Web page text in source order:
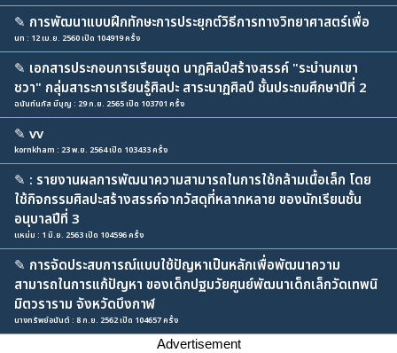
✎ การพัฒนาแบบฝึกทักษะการประยุกต์วิธีการทางวิทยาศาสตร์เพื่อ
un : 12 เม.ย. 2560 เปิด 104919 ครั้ง
✎ เอกสารประกอบการเรียนชุด นาฏศิลป์สร้างสรรค์ "ระบำนกเขา
ชวา" กลุ่มสาระการเรียนรู้ศิลปะ สาระนาฏศิลป์ ชั้นประถมศึกษาปีที่ 2
ฉนันท์นภัส มีบุญ : 29 ก.ย. 2565 เปิด 103701 ครั้ง
✎ vv
kornkham : 23 พ.ย. 2564 เปิด 103433 ครั้ง
✎ : รายงานผลการพัฒนาความสามารถในการใช้กล้ามเนื้อเล็ก โดย
ใช้กิจกรรมศิลปะสร้างสรรค์จากวัสดุที่หลากหลาย ของนักเรียนชั้น
อนุบาลปีที่ 3
แหม่ม : 1 มิ.ย. 2563 เปิด 104596 ครั้ง
✎ การจัดประสบการณ์แบบใช้ปัญหาเป็นหลักเพื่อพัฒนาความ
สามารถในการแก้ปัญหา ของเด็กปฐมวัยศูนย์พัฒนาเด็กเล็กวัดเทพนิ
มิตวราราม จังหวัดบึงกาฬ
นางทรัพย์อนันต์ : 8 ก.ย. 2562 เปิด 104657 ครั้ง
Advertisement